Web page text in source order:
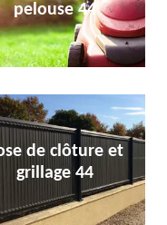
pelouse 44
de clôture et
grillage 44